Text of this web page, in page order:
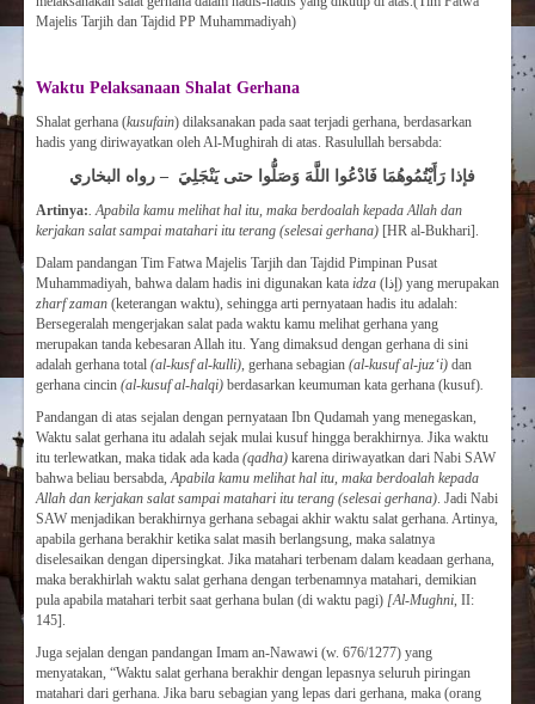
Majelis Tarjih dan Tajdid PP Muhammadiyah)
Waktu Pelaksanaan Shalat Gerhana
Shalat gerhana (kusufain) dilaksanakan pada saat terjadi gerhana, berdasarkan
hadis yang diriwayatkan oleh Al-Mughirah di atas. Rasulullah bersabda:
فإذا رَأَيْتُمُوهُمَا فَادْعُوا اللَّهَ وَصَلُّوا حتى يَنْجَلِيَ – رواه البخاري
Artinya:. Apabila kamu melihat hal itu, maka berdoalah kepada Allah dan
kerjakan salat sampai matahari itu terang (selesai gerhana) [HR al-Bukhari].
Dalam pandangan Tim Fatwa Majelis Tarjih dan Tajdid Pimpinan Pusat
Muhammadiyah, bahwa dalam hadis ini digunakan kata idza
(إذا) yang merupakan
zharf zaman (keterangan waktu), sehingga arti pernyataan hadis itu adalah:
Bersegeralah mengerjakan salat pada waktu kamu melihat gerhana yang
merupakan tanda kebesaran Allah itu. Yang dimaksud dengan gerhana di sini
adalah gerhana total (al-kus­f al-kulli), gerhana sebagian (al-kusuf al-juz‘i) dan
gerhana cincin (al-kusuf al-halqi) berdasarkan keumuman kata gerhana (kusuf).
Pandangan di atas sejalan dengan pernyataan Ibn Qudamah yang menegaskan,
Waktu salat gerhana itu adalah sejak mulai kusuf hingga berakhirnya. Jika waktu
itu terlewatkan, maka tidak ada kada (qadha) karena diriwayatkan dari Nabi SAW
bahwa beliau bersabda,Apabila kamu melihat hal itu, maka berdoalah kepada
Allah dan kerjakan salat sampai matahari itu terang (selesai gerhana). Jadi Nabi
SAW menjadikan berakhirnya gerhana sebagai akhir waktu salat gerhana. Artinya,
apabila gerhana berakhir ketika salat masih berlangsung, maka salatnya
diselesaikan dengan dipersingkat. Jika matahari terbenam dalam keadaan gerhana,
maka berakhirlah waktu salat gerhana dengan terbenamnya matahari, demikian
pula apabila matahari terbit saat gerhana bulan (di waktu pagi) [Al-Mughni, II:
145].
Juga sejalan dengan pandangan Imam an-Nawawi (w. 676/1277) yang
menyatakan, “Waktu salat gerhana berakhir dengan lepasnya seluruh piringan
matahari dari gerhana. Jika baru sebagian yang lepas dari gerhana, maka (orang